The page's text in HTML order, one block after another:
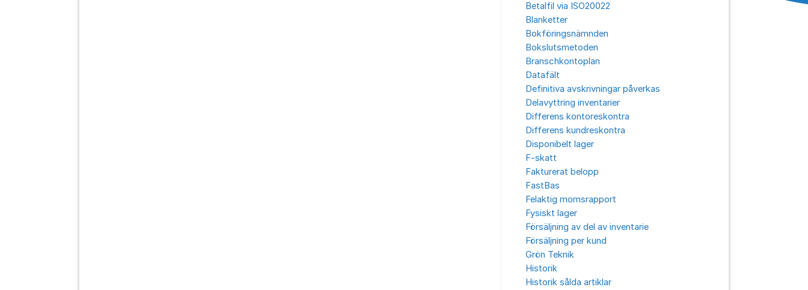
Betalfil via ISO20022
Blanketter
Bokföringsnämnden
Bokslutsmetoden
Branschkontoplan
Datafält
Definitiva avskrivningar påverkas
Delavyttring inventarier
Differens kontoreskontra
Differens kundreskontra
Disponibelt lager
F-skatt
Fakturerat belopp
FastBas
Felaktig momsrapport
Fysiskt lager
Försäljning av del av inventarie
Försäljning per kund
Grön Teknik
Historik
Historik sålda artiklar